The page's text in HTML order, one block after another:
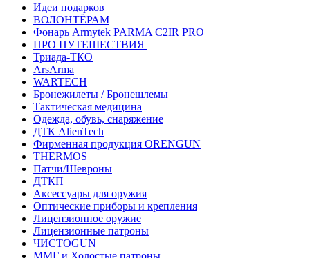
Идеи подарков
ВОЛОНТЁРАМ
Фонарь Armytek PARMA C2IR PRO
ПРО ПУТЕШЕСТВИЯ
Триада-ТКО
ArsArma
WARTECH
Бронежилеты / Бронешлемы
Тактическая медицина
Одежда, обувь, снаряжение
ДТК AlienTech
Фирменная продукция ORENGUN
THERMOS
Патчи/Шевроны
ДТКП
Аксессуары для оружия
Оптические приборы и крепления
Лицензионное оружие
Лицензионные патроны
ЧИСТОGUN
ММГ и Холостые патроны